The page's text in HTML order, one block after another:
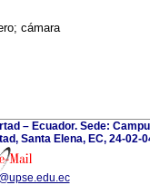
cámara
– Ecuador. Sede:
Santa Elena, EC, 24-02-